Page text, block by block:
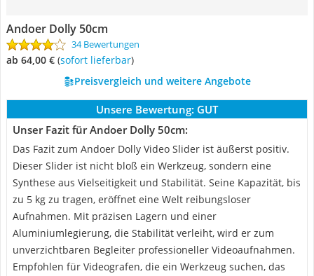
Andoer Dolly 50cm
34 Bewertungen
ab 64,00 € ( Sofort lieferbar)
Preisvergleich und weitere Angebote
Unsere Bewertung: GUT
Unser Fazit für Andoer Dolly 50cm:
Das Fazit zum Andoer Dolly Video Slider ist äußerst positiv.
Dieser Slider ist nicht bloß ein Werkzeug, sondern eine
Synthese aus Vielseitigkeit und Stabilität. Seine Kapazität, bis
zu 5 kg zu tragen, eröffnet eine Welt reibungsloser
Aufnahmen. Mit präzisen Lagern und einer
Aluminiumlegierung, die Stabilität verleiht, wird er zum
unverzichtbaren Begleiter professioneller Videoaufnahmen.
Empfohlen für Videografen, die ein Werkzeug suchen, das